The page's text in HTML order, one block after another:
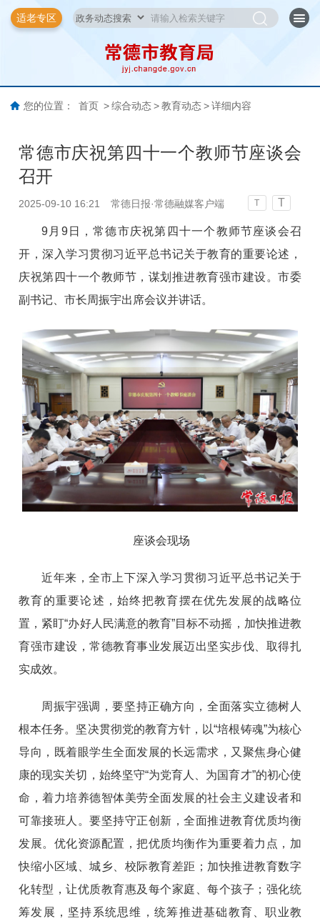
适老专区
您的位置： 首页 > 综合动态 > 教育动态 > 详细内容
常德市庆祝第四十一个教师节座谈会
召开
2025-09-10 16:21 常德日报·常德融媒客户端 T T
9月9日，常德市庆祝第四十一个教师节座谈会召
开，深入学习贯彻习近平总书记关于教育的重要论述，
庆祝第四十一个教师节，谋划推进教育强市建设。市委
副书记、市长周振宇出席会议并讲话。
座谈会现场
近年来，全市上下深入学习贯彻习近平总书记关于
教育的重要论述，始终把教育摆在优先发展的战略位
置，紧盯“办好人民满意的教育”目标不动摇，加快推进教
育强市建设，常德教育事业发展迈出坚实步伐、取得扎
实成效。
周振宇强调，要坚持正确方向，全面落实立德树人
根本任务。坚决贯彻党的教育方针，以“培根铸魂”为核心
导向，既着眼学生全面发展的长远需求，又聚焦身心健
康的现实关切，始终坚守“为党育人、为国育才”的初心使
命，着力培养德智体美劳全面发展的社会主义建设者和
可靠接班人。要坚持守正创新，全面推进教育优质均衡
发展。优化资源配置，把优质均衡作为重要着力点，加
快缩小区域、城乡、校际教育差距；加快推进教育数字
化转型，让优质教育惠及每个家庭、每个孩子；强化统
筹发展，坚持系统思维，统筹推进基础教育、职业教